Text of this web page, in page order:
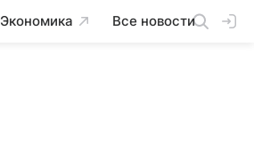
Экономика Все новости